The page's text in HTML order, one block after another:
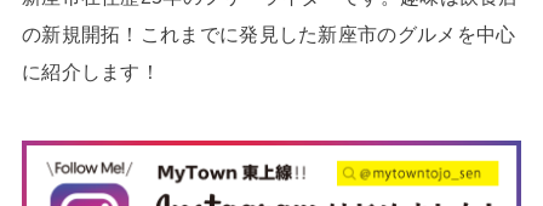
の新規開拓！これまでに発見した新座市のグルメを中心
に紹介します！